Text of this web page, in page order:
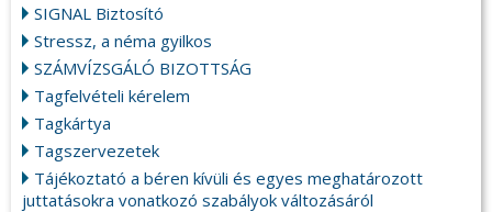
SIGNAL Biztosító
Stressz, a néma gyilkos
SZÁMVÍZSGÁLÓ BIZOTTSÁG
Tagfelvételi kérelem
Tagkártya
Tagszervezetek
Tájékoztató a béren kívüli és egyes meghatározott
juttatásokra vonatkozó szabályok változásáról